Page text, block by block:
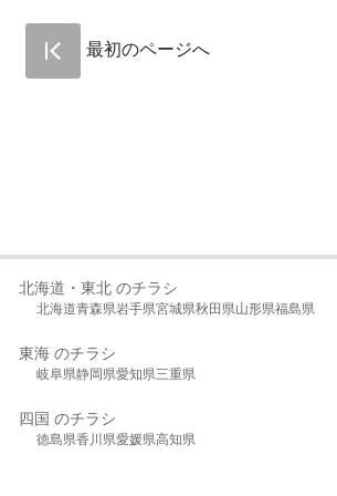
最初のページへ
北海道・東北 のチラシ
北海道青森県岩手県宮城県秋田県山形県福島県
東海 のチラシ
岐阜県静岡県愛知県三重県
四国 のチラシ
徳島県香川県愛媛県高知県